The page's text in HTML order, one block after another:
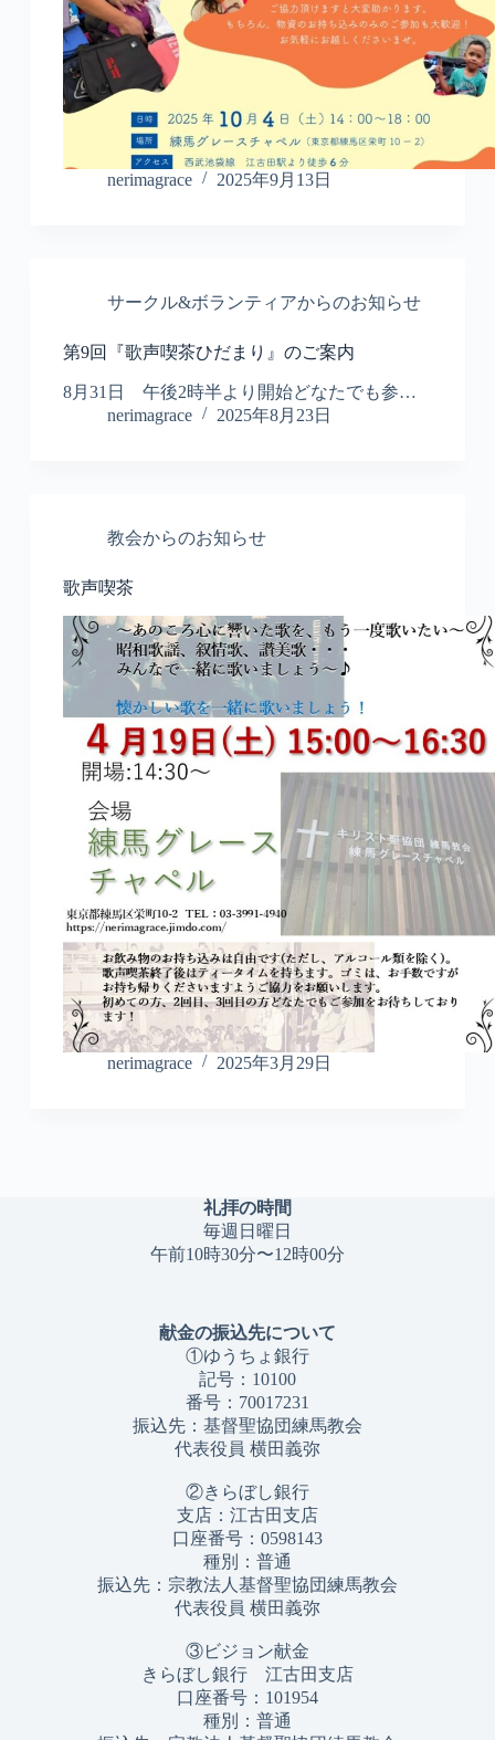
nerimagrace 2025年9月13日
サークル&ボランティアからのお知らせ
第9回『歌声喫茶ひだまり』のご案内
8月31日 午後2時半より開始どなたでも参…
nerimagrace
2025年8月23日
教会からのお知らせ
歌声喫茶
nerimagrace 2025年3月29日
礼拝の時間
毎週日曜日
午前10時30分〜12時00分
献金の振込先について
①ゆうちょ銀行
記号：10100
番号：70017231
振込先：基督聖協団練馬教会
代表役員 横田義弥
②きらぼし銀行
支店：江古田支店
口座番号：0598143
種別：普通
振込先：宗教法人基督聖協団練馬教会
代表役員 横田義弥
③ビジョン献金
きらぼし銀行 江古田支店
口座番号：101954
種別：普通